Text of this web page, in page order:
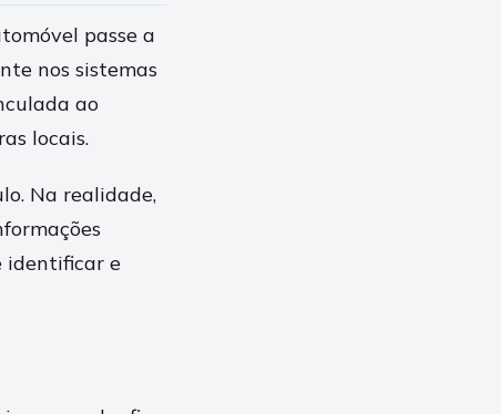
passe a
nos sistemas
ao
locais.
Na realidade,
identificar e